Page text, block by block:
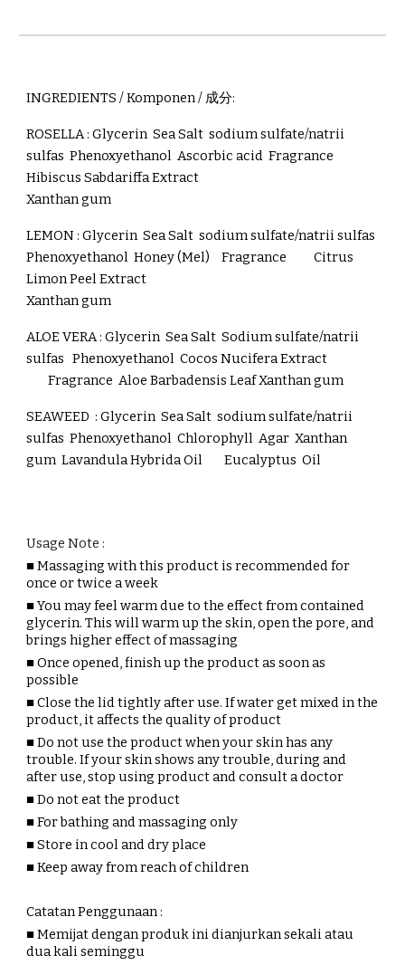
INGREDIENTS / Komponen / 成分:
ROSELLA : Glycerin Sea Salt sodium sulfate/natrii
sulfas Phenoxyethanol Ascorbic acid Fragrance
Hibiscus Sabdariffa Extract
Xanthan gum
LEMON :Glycerin Sea Salt sodium sulfate/natrii sulfas
Phenoxyethanol Honey (Mel)
Fragrance
Citrus
Limon Peel Extract
Xanthan gum
ALOE VERA : Glycerin Sea Salt Sodium sulfate/natrii
sulfasPhenoxyethanol Cocos Nucifera Extract
Fragrance Aloe Barbadensis Leaf Xanthan gum
SEAWEED :Glycerin Sea Salt sodium sulfate/natrii
sulfas PhenoxyethanolChlorophyll Agar Xanthan
gum Lavandula Hybrida Oil
Eucalyptus Oil
Usage Note :
■ Massaging with this product is recommended for
once or twice a week
■ You may feel warm due to the effect from contained
glycerin. This will warm up the skin, open the pore, and
brings higher effect of massaging
■ Once opened, finish up the product as soon as
possible
■ Close the lid tightly after use. If water get mixed in the
product, it affects the quality of product
■ Do not use the product when your skin has any
trouble. If your skin shows any trouble, during and
after use, stop using product and consult a doctor
■ Do not eat the product
■ For bathing and massaging only
■ Store in cool and dry place
■Keep away from reach of children
Catatan Penggunaan :
■ Memijat dengan produk ini dianjurkan sekali atau
dua kali seminggu